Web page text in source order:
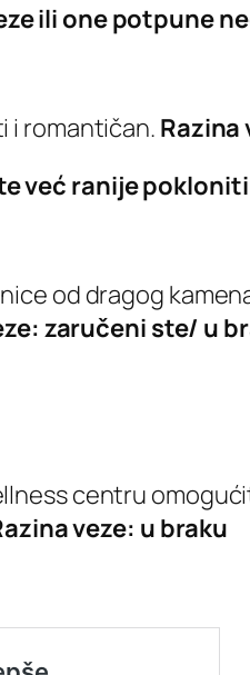
ili one potpune
i romantičan. Razina
već ranije
od dragog
zaručeni ste/ u
centru
veze: u braku